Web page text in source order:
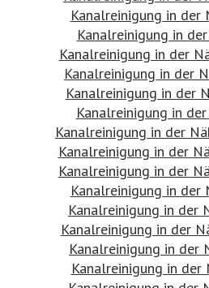
Kanalreinigung in der
Kanalreinigung in der
Kanalreinigung in der
Kanalreinigung in der
Kanalreinigung in der
Kanalreinigung in
Kanalreinigung in der
Kanalreinigung in der
Kanalreinigung in der
Kanalreinigung in der
Kanalreinigung in der
Kanalreinigung in der
Kanalreinigung in der
Kanalreinigung in der